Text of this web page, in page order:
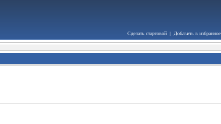
Сделать стартовой | Добавить в избранное